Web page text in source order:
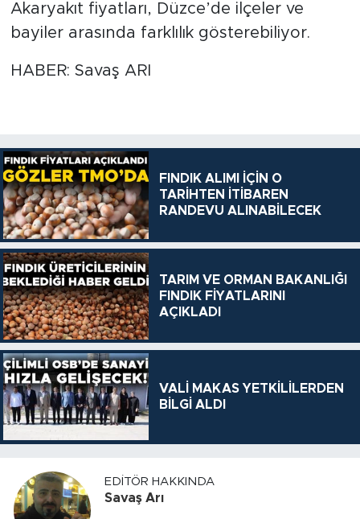
Akaryakıt fiyatları, Düzce’de ilçeler ve
bayiler arasında farklılık gösterebiliyor.
HABER: Savaş ARI
FINDIK ALIMI İÇİN O
TARİHTEN İTİBAREN
RANDEVU ALINABİLECEK
TARIM VE ORMAN BAKANLIĞI
FINDIK FİYATLARINI
AÇIKLADI
VALİ MAKAS YETKİLİLERDEN
BİLGİ ALDI
EDITÖR HAKKINDA
Savaş Arı